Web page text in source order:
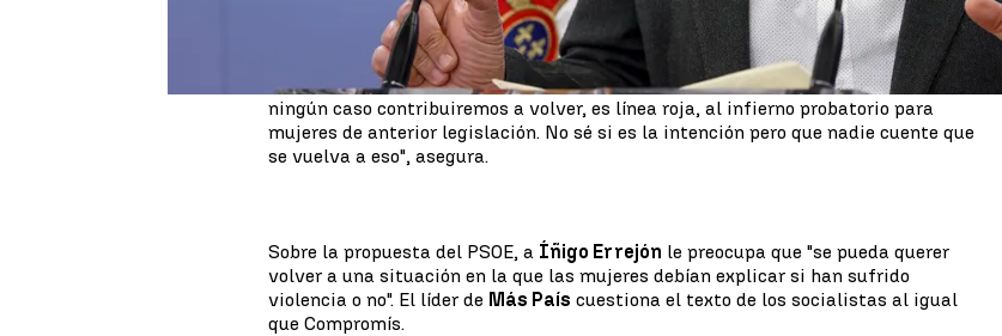
consentimientoes lo que más preocupa a los aliados del Gobierno.
ERC y EH Bilduya han adelantado que se posicionan junto a lastesis que
defiende la ministra de Igualdad,Irene Montero. Gabriel Rufián ha sido
bastante claro sobre este asunto. "Lo que no se puede, y se lo adelanto, es que
ningún caso contribuiremos a volver, es línea roja, al infierno probatorio para
mujeres de anterior legislación. No sé si es la intención pero que nadie cuente que
se vuelva a eso", asegura.
Sobre la propuesta del PSOE, a Íñigo Errejón le preocupa que "se pueda querer
volver a una situación en la que las mujeres debían explicar si han sufrido
violencia o no". El líder de Más País cuestiona el texto de los socialistas al igual
que Compromís.